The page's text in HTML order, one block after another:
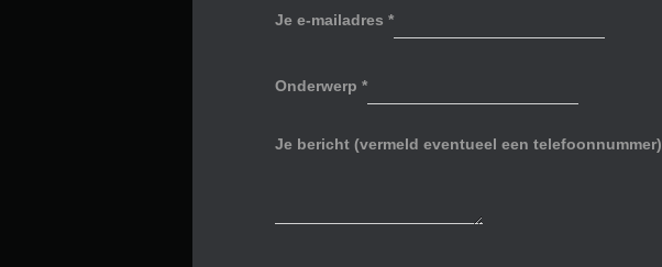
Je e-mailadres *
Onderwerp *
Je bericht (vermeld eventueel een telefoonnummer)